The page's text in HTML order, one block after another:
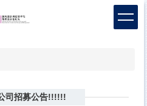
司招募公告!!!!!!